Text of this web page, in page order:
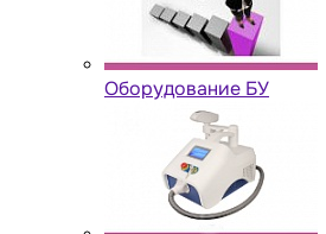
Оборудование БУ